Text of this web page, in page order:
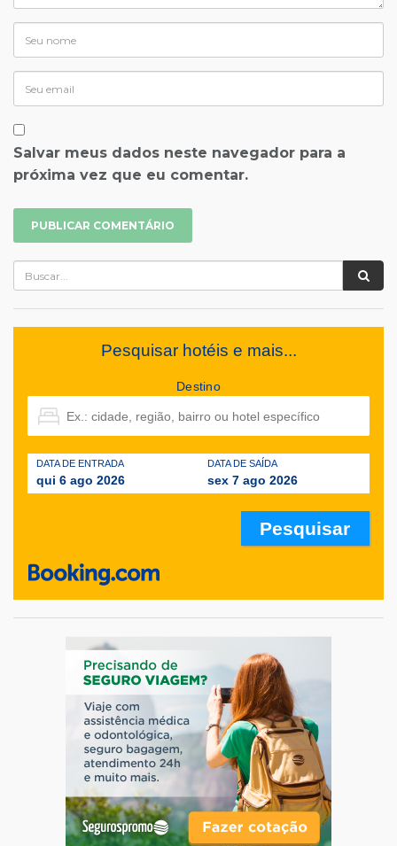
Salvar meus dados neste navegador para a
próxima vez que eu comentar.
Pesquisar hotéis e mais...
Destino
DATA DE ENTRADA
qui 6 ago 2026
DATA DE SAÍDA
sex 7 ago 2026